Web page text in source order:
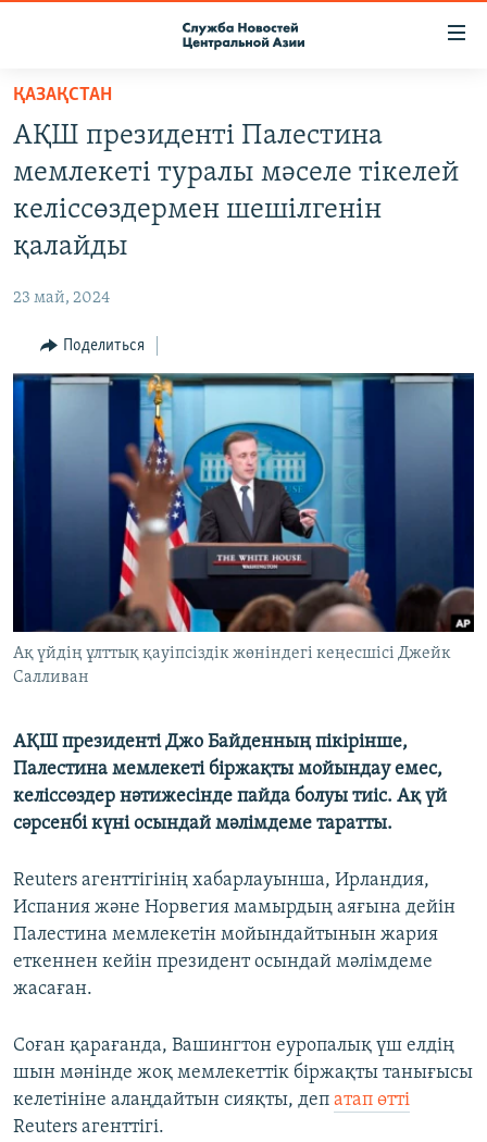
Вернуться
основному
содержанию
Вернутся
главной
Вернутся
поиску
ПОДПИСКА
КОНТАКТЫ
RFE/RL ДИРЕКТ
МИГРАНТ МЕДИА
ҚАЗАҚСТАН
АҚШ президенті Палестина
мемлекеті туралы мәселе тікелей
келіссөздермен шешілгенін
қалайды
23 май, 2024
Поделиться
Ақ үйдің ұлттық қауіпсіздік жөніндегі кеңесшісі Джейк
Салливан
АҚШ президенті Джо Байденның пікірінше,
Палестина мемлекеті біржақты мойындау емес,
келіссөздер нәтижесінде пайда болуы тиіс. Ақ үй
сәрсенбі күні осындай мәлімдеме таратты.
Reuters агенттігінің хабарлауынша, Ирландия,
Испания және Норвегия мамырдың аяғына дейін
Палестина мемлекетін мойындайтынын жария
еткеннен кейін президент осындай мәлімдеме
жасаған.
Соған қарағанда, Вашингтон еуропалық үш елдің
шын мәнінде жоқ мемлекеттік біржақты танығысы
келетініне алаңдайтын сияқты, деп атап өтті
Reuters агенттігі.